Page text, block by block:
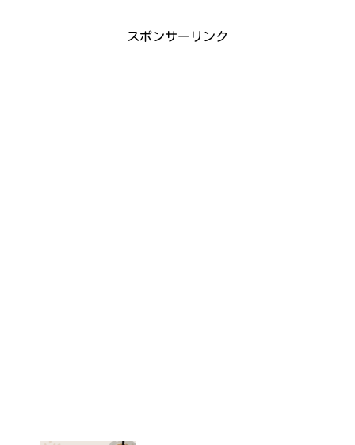
スポンサーリンク